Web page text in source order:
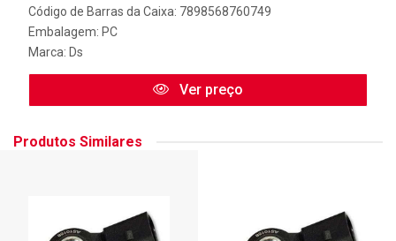
Código de Barras da Caixa: 7898568760749
Embalagem: PC
Marca: Ds
Ver preço
Produtos Similares